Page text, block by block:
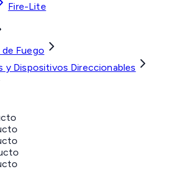
Fire-Lite
Fuego
y Dispositivos Direccionables